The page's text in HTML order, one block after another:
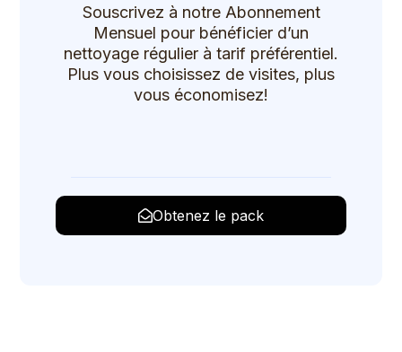
Souscrivez à notre Abonnement
Mensuel pour bénéficier d’un
nettoyage régulier à tarif préférentiel.
Plus vous choisissez de visites, plus
vous économisez!
Obtenez le pack